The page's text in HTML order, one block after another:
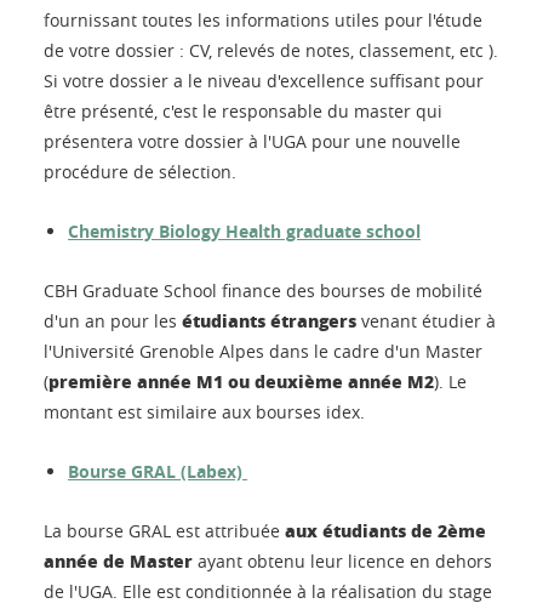
fournissant toutes les informations utiles pour l'étude
de votre dossier : CV, relevés de notes, classement, etc ).
Si votre dossier a le niveau d'excellence suffisant pour
être présenté, c'est le responsable du master qui
présentera votre dossier à l'UGA pour une nouvelle
procédure de sélection.
Chemistry Biology Health graduate school
CBH Graduate School finance des bourses de mobilité
d'un an pour les étudiants étrangers venant étudier à
l'Université Grenoble Alpes dans le cadre d'un Master
(première année M1 ou deuxième année M2). Le
montant est similaire aux bourses idex.
Bourse GRAL (Labex)
​​​​​​​La bourse GRAL est attribuée aux étudiants de 2ème
année de Master ayant obtenu leur licence en dehors
de l'UGA. Elle est conditionnée à la réalisation du stage